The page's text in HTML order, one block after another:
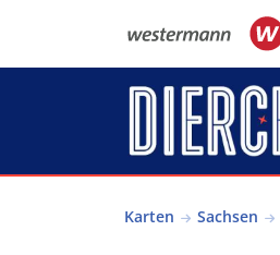
Karten Sachsen